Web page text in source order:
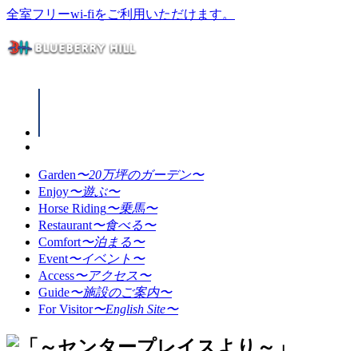
全室フリーwi-fiをご利用いただけます。
Garden〜20万坪のガーデン〜
Enjoy〜遊ぶ〜
Horse Riding〜乗馬〜
Restaurant〜食べる〜
Comfort〜泊まる〜
Event〜イベント〜
Access〜アクセス〜
Guide〜施設のご案内〜
For Visitor〜English Site〜